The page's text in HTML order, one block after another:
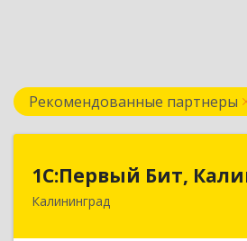
Рекомендованные партнеры
1С:Первый Бит,
Калининград
1С:Первый Бит,
236006, Калининградская